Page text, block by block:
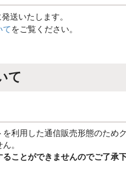
発送いたします。
てをご覧ください。
て
利用した通信販売形態のため
。
ことができませんのでご了承